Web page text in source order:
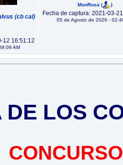
(cb cal)
12 16:51:12
AM
MonRosa ( )
Fecha de captura: 2021-03-
05 de Agosto de 2026 -
DE LOS